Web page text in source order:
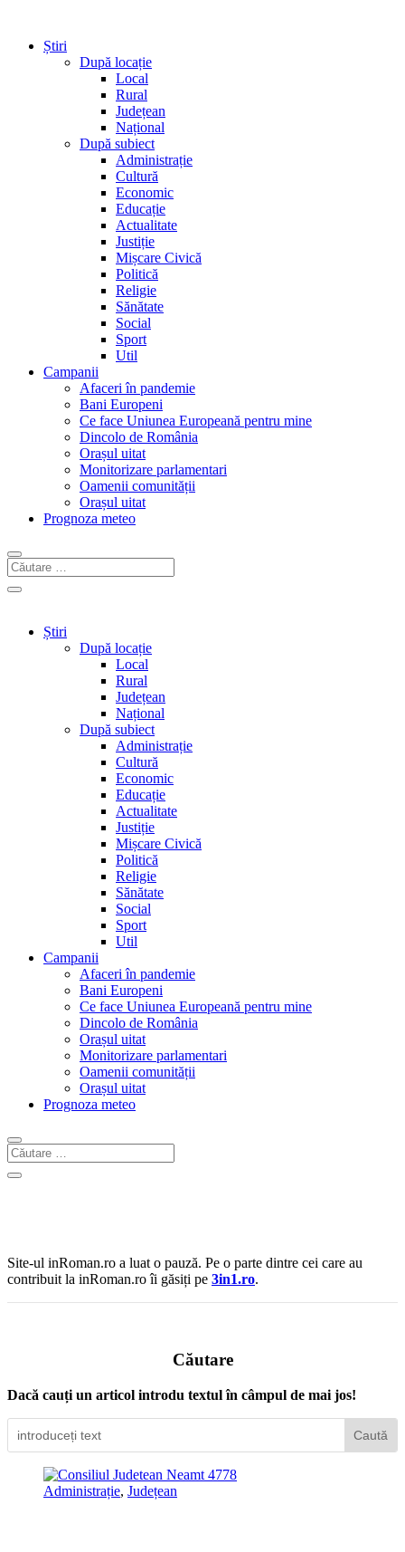
Știri
După locație
Local
Rural
Județean
Național
După subiect
Administrație
Cultură
Economic
Educație
Actualitate
Justiție
Mișcare Civică
Politică
Religie
Sănătate
Social
Sport
Util
Campanii
Afaceri în pandemie
Bani Europeni
Ce face Uniunea Europeană pentru mine
Dincolo de România
Orașul uitat
Monitorizare parlamentari
Oamenii comunității
Orașul uitat
Prognoza meteo
Știri
După locație
Local
Rural
Județean
Național
După subiect
Administrație
Cultură
Economic
Educație
Actualitate
Justiție
Mișcare Civică
Politică
Religie
Sănătate
Social
Sport
Util
Campanii
Afaceri în pandemie
Bani Europeni
Ce face Uniunea Europeană pentru mine
Dincolo de România
Orașul uitat
Monitorizare parlamentari
Oamenii comunității
Orașul uitat
Prognoza meteo
Site-ul inRoman.ro a luat o pauză. Pe o parte dintre cei care au
contribuit la inRoman.ro îi găsiți pe 3in1.ro.
Căutare
Dacă cauți un articol introdu textul în câmpul de mai jos!
Administrație, Județean